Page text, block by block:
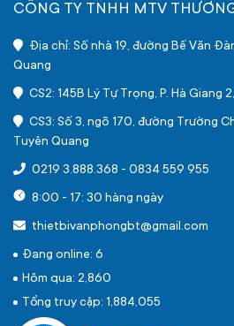
CÔNG TY TNHH MTV
Địa chỉ: Số nhà 19, đường Bế Văn
Quang
CS2: 145B Lý Tự Trọng, P. Hà Giang
CS3: Số 3, ngõ 170, đường Trường
Tuyên Quang
0219 3.888.368 - 0834 559 955
8:00 - 17: 30 hàng ngày
thietbivanphongbt@gmail.com
Đang online: 6
Hôm qua: 2,860
Tổng truy cập: 1,884,055